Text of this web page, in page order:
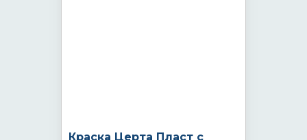
Краска Церта Пласт с